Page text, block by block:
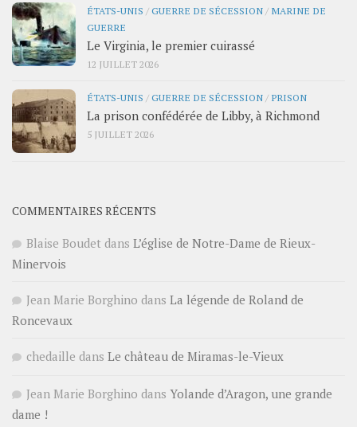
ÉTATS-UNIS /GUERRE DE SÉCESSION / MARINE DE
GUERRE
Le Virginia, le premier cuirassé
12 JUILLET 2026
ÉTATS-UNIS /GUERRE DE SÉCESSION / PRISON
La prison confédérée de Libby, à Richmond
5 JUILLET 2026
COMMENTAIRES RÉCENTS
Blaise Boudet dans L’église de Notre-Dame de Rieux-
Minervois
Jean Marie Borghino dans La légende de Roland de
Roncevaux
chedaille dans Le château de Miramas-le-Vieux
Jean Marie Borghino dans Yolande d’Aragon, une grande
dame !